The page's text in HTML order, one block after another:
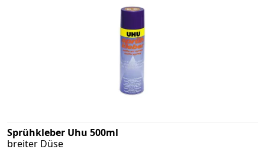
Sprühkleber Uhu 500ml
breiter Düse